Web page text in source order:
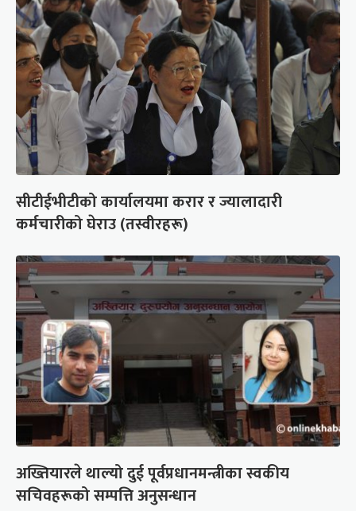
सीटीईभीटीको कार्यालयमा करार र ज्यालादारी
कर्मचारीको घेराउ (तस्वीरहरू)
अख्तियारले थाल्यो दुई पूर्वप्रधानमन्त्रीका स्वकीय
सचिवहरूको सम्पत्ति अनुसन्धान